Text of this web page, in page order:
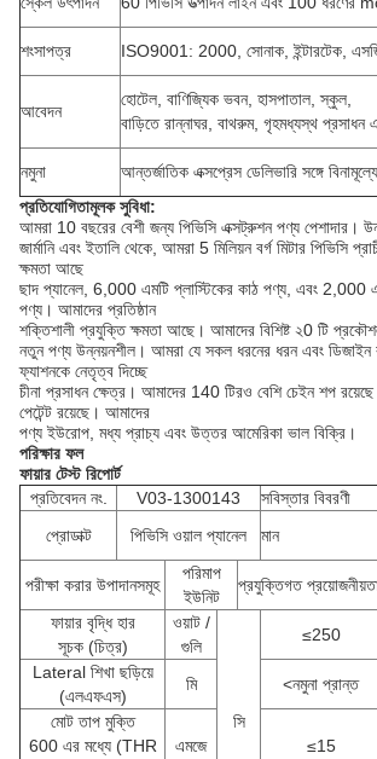
শংসাপত্র ISO9001: 2000, সোনাক, ইন্টারটেক,
আবেদন
হোটেল, বাণিজ্যিক ভবন, হাসপাতাল, স্কুল,
বাড়িতে রান্নাঘর, বাথরুম, গৃহমধ্যস্থ প্রসাধন
নমুনা
আন্তর্জাতিক এক্সপ্রেস ডেলিভারি সঙ্গে বিনামূল্যে
প্রতিযোগিতামূলক সুবিধা:
আমরা 10 বছরের বেশী জন্য পিভিসি এক্সট্রুশন পণ্য পেশাদার।
জার্মানি এবং ইতালি থেকে, আমরা 5 মিলিয়ন বর্গ মিটার পিভিসি
ক্ষমতা আছে
ছাদ প্যানেল, 6,000 এমটি প্লাস্টিকের কাঠ পণ্য, এবং 2,000
পণ্য। আমাদের প্রতিষ্ঠান
শক্তিশালী প্রযুক্তি ক্ষমতা আছে। আমাদের বিশিষ্ট ২0 টি
নতুন পণ্য উন্নয়নশীল। আমরা যে সকল ধরনের ধরন এবং ডিজাইন
ফ্যাশনকে নেতৃত্ব দিচ্ছে
চীনা প্রসাধন ক্ষেত্র। আমাদের 140 টিরও বেশি চেইন শপ রয়েছে
পেটেন্ট রয়েছে। আমাদের
পণ্য ইউরোপ, মধ্য প্রাচ্য এবং উত্তর আমেরিকা ভাল বিক্রি।
পরিক্ষার ফল
ফায়ার টেস্ট রিপোর্ট
প্রতিবেদন নং.
V03-1300143 সবিস্তার বিবরণী
প্রোডাক্ট
পিভিসি ওয়াল প্যানেল মান
পরীক্ষা করার উপাদানসমূহ
পরিমাপ
ইউনিট
প্রযুক্তিগত
ফায়ার বৃদ্ধি হার
সূচক (চিত্র)
ওয়াট /
গুলি
সি
≤250
Lateral শিখা ছড়িয়ে
(এলএফএস)
মি <নমুনা প্রান্ত
মোট তাপ মুক্তি
600 এর মধ্যে (THR
এমজে ≤15